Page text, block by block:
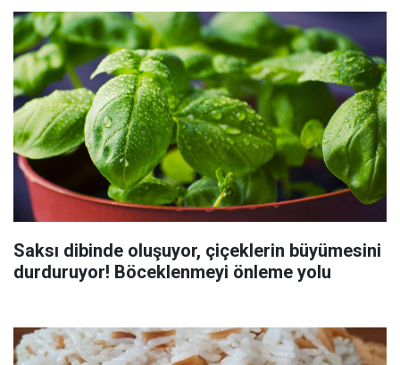
Saksı dibinde oluşuyor, çiçeklerin büyümesini
durduruyor! Böceklenmeyi önleme yolu